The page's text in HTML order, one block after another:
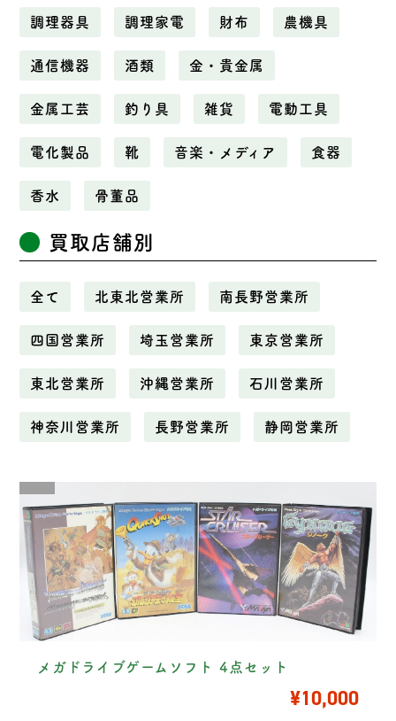
調理器具 調理家電 財布 農機具
通信機器 酒類 金・貴金属
金属工芸 釣り具 雑貨 電動工具
電化製品 靴 音楽・メディア 食器
香水 骨董品
買取店舗別
全て 北東北営業所 南長野営業所
四国営業所 埼玉営業所 東京営業所
東北営業所 沖縄営業所 石川営業所
神奈川営業所 長野営業所 静岡営業所
メガドライブゲームソフト 4点セット
¥10,000